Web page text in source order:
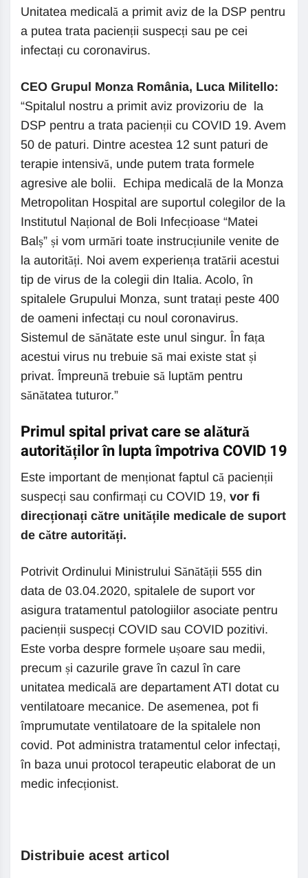
Unitatea medicală a primit aviz de la DSP pentru
a putea trata pacienții suspecți sau pe cei
infectați cu coronavirus.
CEO Grupul Monza România, Luca Militello:
“Spitalul nostru a primit aviz provizoriu de la
DSP pentru a trata pacienții cu COVID 19. Avem
50 de paturi. Dintre acestea 12 sunt paturi de
terapie intensivă, unde putem trata formele
agresive ale bolii. Echipa medicală de la Monza
Metropolitan Hospital are suportul colegilor de la
Institutul Național de Boli Infecțioase “Matei
Balș” și vom urmări toate instrucțiunile venite de
la autorități. Noi avem experiența tratării acestui
tip de virus de la colegii din Italia. Acolo, în
spitalele Grupului Monza, sunt tratați peste 400
de oameni infectați cu noul coronavirus.
Sistemul de sănătate este unul singur. În fața
acestui virus nu trebuie să mai existe stat și
privat. Împreună trebuie să luptăm pentru
sănătatea tuturor.”
Primul spital privat care se alătură
autorităților în lupta împotriva COVID 19
Este important de menționat faptul că pacienții
suspecți sau confirmați cu COVID 19, vor fi
direcționați către unitățile medicale de suport
de către autorități.
Potrivit Ordinului Ministrului Sănătății 555 din
data de 03.04.2020, spitalele de suport vor
asigura tratamentul patologiilor asociate pentru
pacienții suspecți COVID sau COVID pozitivi.
Este vorba despre formele ușoare sau medii,
precum și cazurile grave în cazul în care
unitatea medicală are departament ATI dotat cu
ventilatoare mecanice. De asemenea, pot fi
împrumutate ventilatoare de la spitalele non
covid. Pot administra tratamentul celor infectați,
în baza unui protocol terapeutic elaborat de un
medic infecționist.
Distribuie acest articol